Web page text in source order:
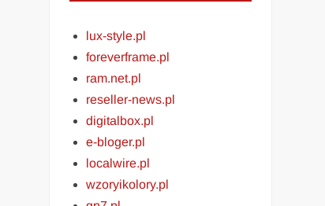
lux-style.pl
foreverframe.pl
ram.net.pl
reseller-news.pl
digitalbox.pl
e-bloger.pl
localwire.pl
wzoryikolory.pl